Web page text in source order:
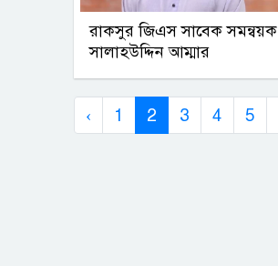
রাকসুর জিএস সাবেক সমন্বয়ক
সালাহউদ্দিন আম্মার
‹ 1 2 3 4 5